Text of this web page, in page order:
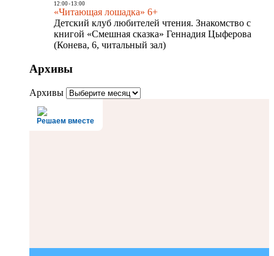
12:00- 13:00
«Читающая лошадка» 6+
Детский клуб любителей чтения. Знакомство с
книгой «Смешная сказка» Геннадия Цыферова
(Конева, 6, читальный зал)
Архивы
Архивы
Решаем вместе